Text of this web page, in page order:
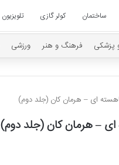
ساختمان کولر گازی تلویزیون
پزشکی فرهنگ و هنر ورزشی
ای – هرمان کان (جلد دوم)
– هرمان کان (جلد دوم)